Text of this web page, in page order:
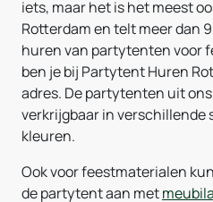
iets, maar het is het meest
Rotterdam en telt meer dan
huren van partytenten voor
ben je bij Partytent Huren
adres. De partytenten uit
verkrijgbaar in verschillende
kleuren.
Ook voor feestmaterialen
de partytent aan met